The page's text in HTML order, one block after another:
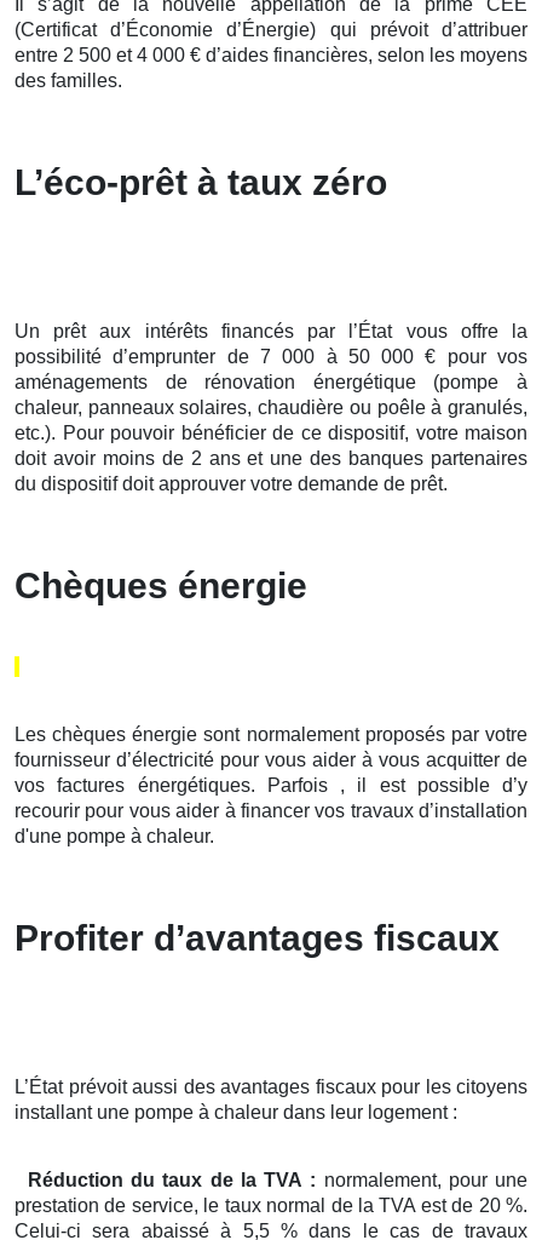
(Certificat d’Économie d’Énergie) qui prévoit d’attribuer
entre 2 500 et 4 000 € d’aides financières, selon les moyens
des familles.
L’éco-prêt à taux zéro
Un prêt aux intérêts financés par l’État vous offre la
possibilité d’emprunter de 7 000 à 50 000 € pour vos
aménagements de rénovation énergétique (pompe à
chaleur, panneaux solaires, chaudière ou poêle à granulés,
etc.). Pour pouvoir bénéficier de ce dispositif, votre maison
doit avoir moins de 2 ans et une des banques partenaires
du dispositif doit approuver votre demande de prêt.
Chèques énergie
Les chèques énergie sont normalement proposés par votre
fournisseur d’électricité pour vous aider à vous acquitter de
vos factures énergétiques. Parfois , il est possible d’y
recourir pour vous aider à financer vos travaux d’installation
d'une pompe à chaleur.
Profiter d’avantages fiscaux
L’État prévoit aussi des avantages fiscaux pour les citoyens
installant une pompe à chaleur dans leur logement :
Réduction du taux de la TVA : normalement, pour une
prestation de service, le taux normal de la TVA est de 20 %.
Celui-ci sera abaissé à 5,5 % dans le cas de travaux